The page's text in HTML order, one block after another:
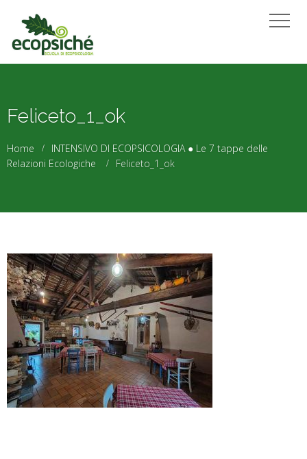
Feliceto_1_ok
Home
INTENSIVO DI ECOPSICOLOGIA ● Le 7 tappe delle
Relazioni Ecologiche
Feliceto_1_ok